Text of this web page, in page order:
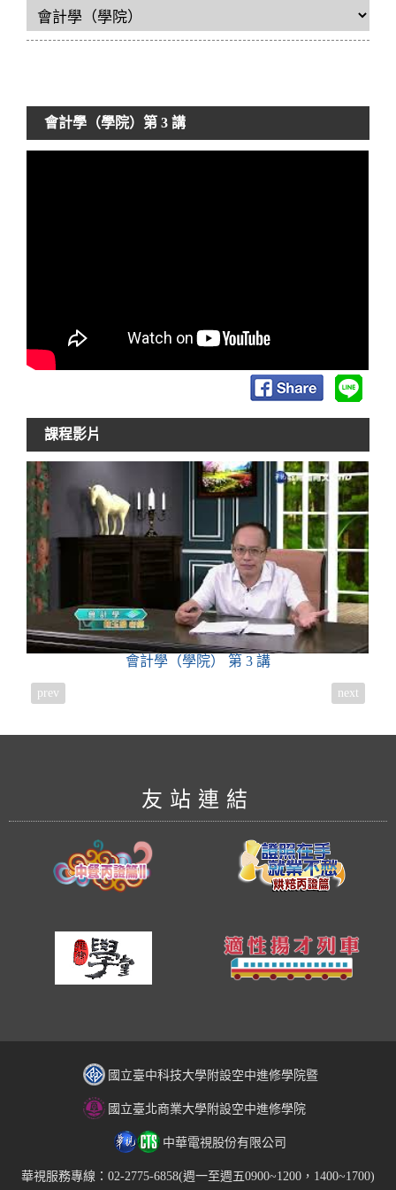
會計學（學院）第 3 講
課程影片
會計學（學院） 第 3 講
prev next
友站連結
國立臺中科技大學附設空中進修學院暨
國立臺北商業大學附設空中進修學院
中華電視股份有限公司
華視服務專線：02-2775-6858(週一至週五0900~1200，1400~1700)